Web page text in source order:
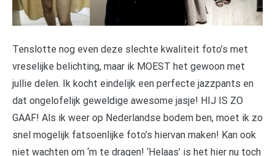
Tenslotte nog even deze slechte kwaliteit foto’s met
vreselijke belichting, maar ik MOEST het gewoon met
jullie delen. Ik kocht eindelijk een perfecte jazzpants en
dat ongelofelijk geweldige awesome jasje! HIJ IS ZO
GAAF! Als ik weer op Nederlandse bodem ben, moet ik zo
snel mogelijk fatsoenlijke foto’s hiervan maken! Kan ook
niet wachten om ‘m te dragen! ‘Helaas’ is het hier nu toch